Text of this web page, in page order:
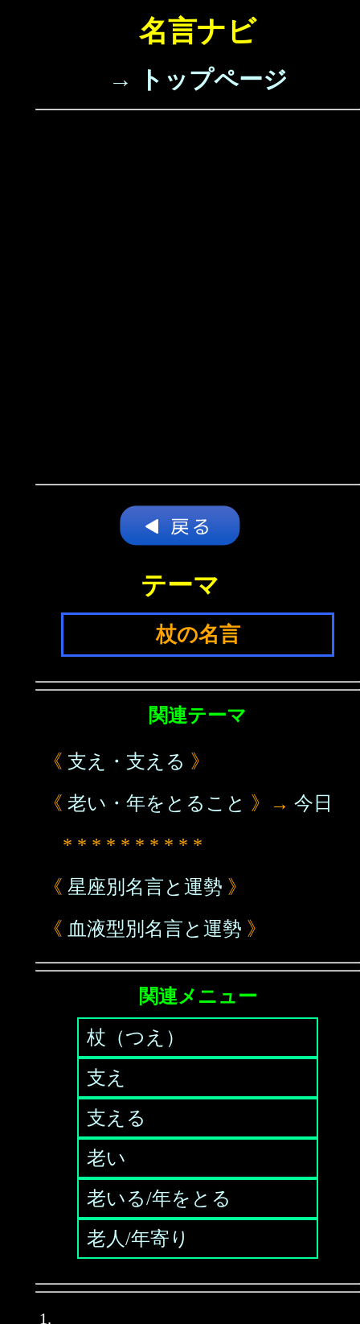
名言ナビ
→ トップページ
テーマ
杖の名言
関連テーマ
《 支え・支える 》
《 老い・年をとること 》→ 今日
* * * * * * * * * *
《 星座別名言と運勢 》
《 血液型別名言と運勢 》
関連メニュー
杖（つえ）
支え
支える
老い
老いる/年をとる
老人/年寄り
1.